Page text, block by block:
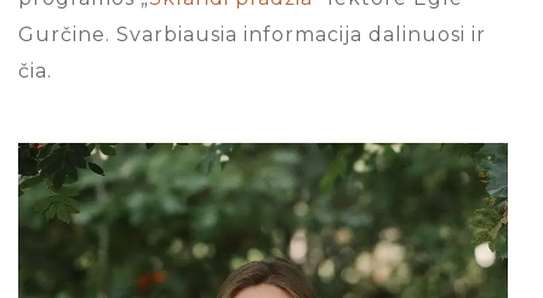
Gurčine. Svarbiausia informacija dalinuosi ir
čia.